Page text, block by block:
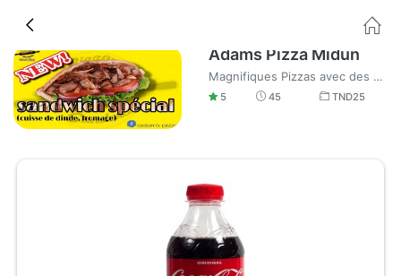
Adams Pizza Midun
Magnifiques Pizzas avec des délicieux ingrédients et délicieux Burgers
5 45 TND25